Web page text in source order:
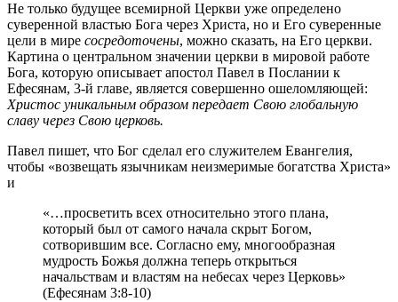
Не только будущее всемирной Церкви уже определено
суверенной властью Бога через Христа, но и Его суверенные
цели в мире сосредоточены, можно сказать, на Его церкви.
Картина о центральном значении церкви в мировой работе
Бога, которую описывает апостол Павел в Послании к
Ефесянам, 3-й главе, является совершенно ошеломляющей:
Христос уникальным образом передает Свою глобальную
славу через Свою церковь.
Павел пишет, что Бог сделал его служителем Евангелия,
чтобы «возвещать язычникам неизмеримые богатства Христа»
и
«…просветить всех относительно этого плана,
который был от самого начала скрыт Богом,
сотворившим все. Согласно ему, многообразная
мудрость Божья должна теперь открыться
начальствам и властям на небесах через Церковь»
(Ефесянам 3:8-10)